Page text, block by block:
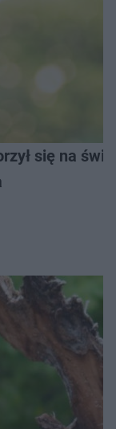
się na